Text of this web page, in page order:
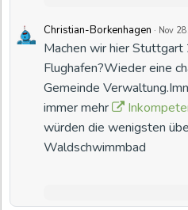
Christian-Borkenhagen · Nov
Machen wir hier
Flughafen?Wieder eine
Gemeinde
immer mehr
würden die wenigsten
Waldschwimmbad